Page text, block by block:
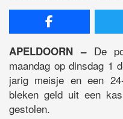
APELDOORN – De
maandag op dinsdag 1
jarig meisje en een
bleken geld uit een
gestolen.